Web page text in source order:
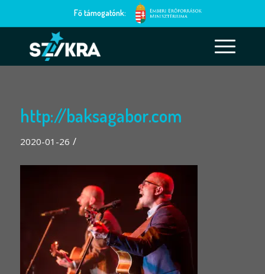
Fő támogatónk:
http://baksagabor.com
2020-01-26 /